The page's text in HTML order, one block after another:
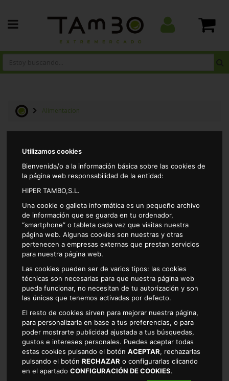
Utilizamos cookies
Bienvenida/o a la información básica sobre las cookies de
la página web responsabilidad de la entidad:
HIPER TAMBO,S.L.
Una cookie o galleta informática es un pequeño archivo
de información que se guarda en tu ordenador,
“smartphone” o tableta cada vez que visitas nuestra
página web. Algunas cookies son nuestras y otras
pertenecen a empresas externas que prestan servicios
para nuestra página web.
Las cookies pueden ser de varios tipos: las cookies
técnicas son necesarias para que nuestra página web
pueda funcionar, no necesitan de tu autorización y son
las únicas que tenemos activadas por defecto.
El resto de cookies sirven para mejorar nuestra página,
para personalizarla en base a tus preferencias, o para
poder mostrarte publicidad ajustada a tus búsquedas,
gustos e intereses personales. Puedes aceptar todas
estas cookies pulsando el botónACEPTAR, rechazarlas
pulsando el botónRECHAZAR o configurarlas clicando
en el apartadoCONFIGURACIÓN DE COOKIES.
Alimentacion
PATE HIGADO CERDO ALTEZA 200gr
1.04 €
EL KILO SALE A 5.20€